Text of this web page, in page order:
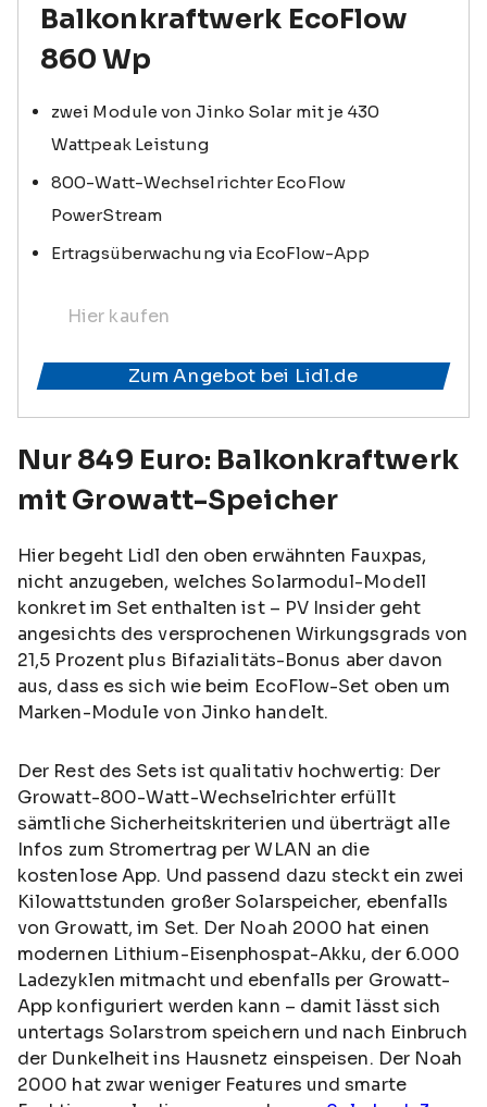
Balkonkraftwerk EcoFlow
860 Wp
zwei Module von Jinko Solar mit je 430
Wattpeak Leistung
800-Watt-Wechselrichter EcoFlow
PowerStream
Ertragsüberwachung via EcoFlow-App
Hier kaufen
Zum Angebot bei Lidl.de
Nur 849 Euro: Balkonkraftwerk
mit Growatt-Speicher
Hier begeht Lidl den oben erwähnten Fauxpas,
nicht anzugeben, welches Solarmodul-Modell
konkret im Set enthalten ist – PV Insider geht
angesichts des versprochenen Wirkungsgrads von
21,5 Prozent plus Bifazialitäts-Bonus aber davon
aus, dass es sich wie beim EcoFlow-Set oben um
Marken-Module von Jinko handelt.
Der Rest des Sets ist qualitativ hochwertig: Der
Growatt-800-Watt-Wechselrichter erfüllt
sämtliche Sicherheitskriterien und überträgt alle
Infos zum Stromertrag per WLAN an die
kostenlose App. Und passend dazu steckt ein zwei
Kilowattstunden großer Solarspeicher, ebenfalls
von Growatt, im Set. Der Noah 2000 hat einen
modernen Lithium-Eisenphospat-Akku, der 6.000
Ladezyklen mitmacht und ebenfalls per Growatt-
App konfiguriert werden kann – damit lässt sich
untertags Solarstrom speichern und nach Einbruch
der Dunkelheit ins Hausnetz einspeisen. Der Noah
2000 hat zwar weniger Features und smarte